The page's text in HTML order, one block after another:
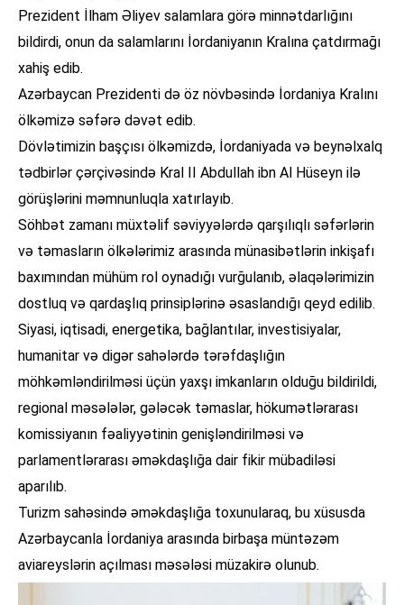
Prezident İlham Əliyev salamlara görə minnətdarlığını
bildirdi, onun da salamlarını İordaniyanın Kralına çatdırmağı
xahiş edib.
Azərbaycan Prezidenti də öz növbəsində İordaniya Kralını
ölkəmizə səfərə dəvət edib.
Dövlətimizin başçısı ölkəmizdə, İordaniyada və beynəlxalq
tədbirlər çərçivəsində Kral II Abdullah ibn Al Hüseyn ilə
görüşlərini məmnunluqla xatırlayıb.
Söhbət zamanı müxtəlif səviyyələrdə qarşılıqlı səfərlərin
və təmasların ölkələrimiz arasında münasibətlərin inkişafı
baxımından mühüm rol oynadığı vurğulanıb, əlaqələrimizin
dostluq və qardaşlıq prinsiplərinə əsaslandığı qeyd edilib.
Siyasi, iqtisadi, energetika, bağlantılar, investisiyalar,
humanitar və digər sahələrdə tərəfdaşlığın
möhkəmləndirilməsi üçün yaxşı imkanların olduğu bildirildi,
regional məsələlər, gələcək təmaslar, hökumətlərarası
komissiyanın fəaliyyətinin genişləndirilməsi və
parlamentlərarası əməkdaşlığa dair fikir mübadiləsi
aparılıb.
Turizm sahəsində əməkdaşlığa toxunularaq, bu xüsusda
Azərbaycanla İordaniya arasında birbaşa müntəzəm
aviareyslərin açılması məsələsi müzakirə olunub.